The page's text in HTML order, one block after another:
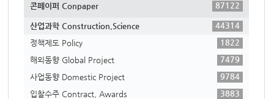
콘페이퍼 Conpaper 87122
산업과학 Construction,Science
44314
정책제도 Policy
1822
해외동향 Global Project
7479
사업동향 Domestic Project
9784
입찰수주 Contract, Awards
3883